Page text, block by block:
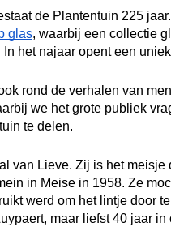
de Plantentuin 225
glas, waarbij een collectie
het najaar opent een
rond de verhalen van
we het grote publiek
te delen.
van Lieve. Zij is het meisje
in Meise in 1958. Ze
werd om het lintje door
maar liefst 40 jaar